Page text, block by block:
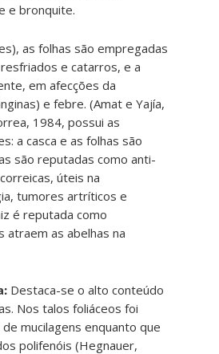
e bronquite.
as folhas são empregadas
e catarros, e a
em afecções da
e febre. (Amat e Yajía,
1984, possui as
a casca e as folhas são
são reputadas como anti-
úteis na
tumores artríticos e
é reputada como
atraem as abelhas na
Destaca-se o alto conteúdo
Nos talos foliáceos foi
mucilagens enquanto que
polifenóis (Hegnauer,